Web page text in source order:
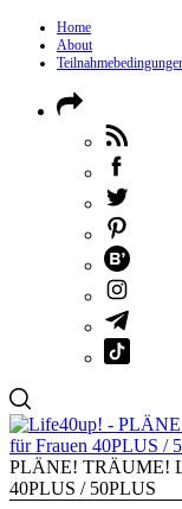
Home
About
PLÄNE! TRÄUME!
40PLUS / 50PLUS